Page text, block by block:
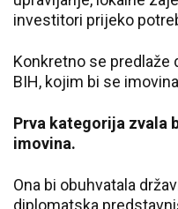
investitori prijeko
Konkretno se predlaže
BIH, kojim bi se
Prva kategorija zvala
imovina.
Ona bi obuhvatala
diplomatska